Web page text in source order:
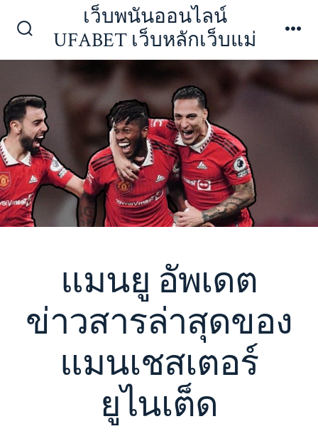
เปิด
ค้นหา
เว็บพนันออนไลน์
UFABET เว็บหลักเว็บแม่
แมนยู อัพเดต
ข่าวสารล่าสุดของ
แมนเชสเตอร์
ยูไนเต็ด